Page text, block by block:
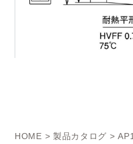
HOME > 製品カタログ >